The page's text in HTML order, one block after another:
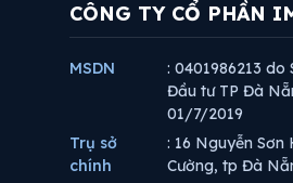
CÔNG TY CỔ PHẦN
MSDN
: 0401986213 do
Đầu tư TP Đà
01/7/2019
Trụ sở
chính
: 16 Nguyễn
Cường, tp Đà